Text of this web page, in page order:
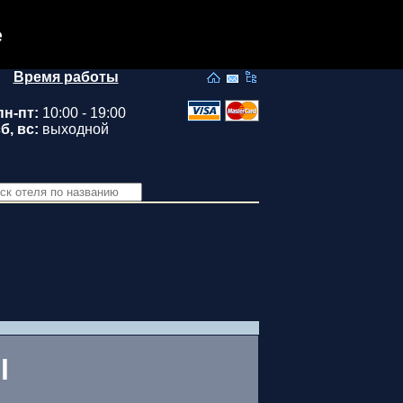
Время работы
пт:
вс:
10:00 - 19:00
выходной